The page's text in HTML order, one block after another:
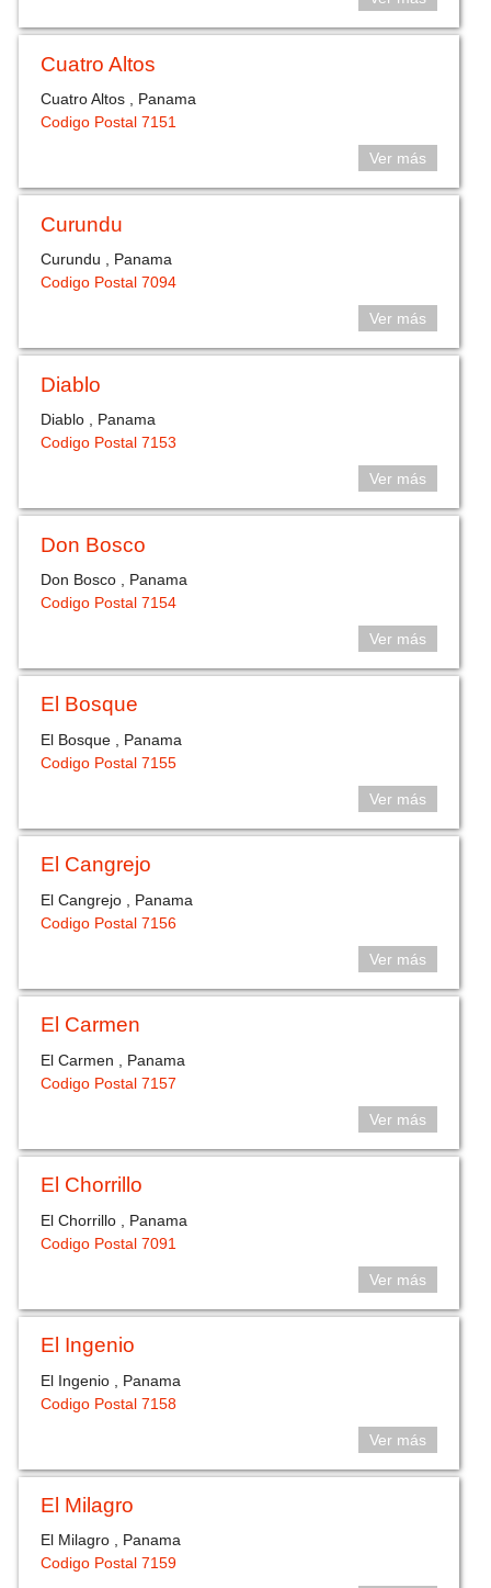
Cuatro Altos
Cuatro Altos , Panama
Codigo Postal 7151
Ver más
Curundu
Curundu , Panama
Codigo Postal 7094
Ver más
Diablo
Diablo , Panama
Codigo Postal 7153
Ver más
Don Bosco
Don Bosco , Panama
Codigo Postal 7154
Ver más
El Bosque
El Bosque , Panama
Codigo Postal 7155
Ver más
El Cangrejo
El Cangrejo , Panama
Codigo Postal 7156
Ver más
El Carmen
El Carmen , Panama
Codigo Postal 7157
Ver más
El Chorrillo
El Chorrillo , Panama
Codigo Postal 7091
Ver más
El Ingenio
El Ingenio , Panama
Codigo Postal 7158
Ver más
El Milagro
El Milagro , Panama
Codigo Postal 7159